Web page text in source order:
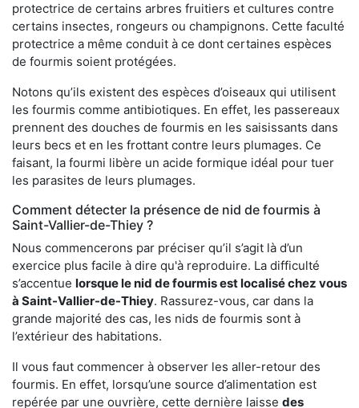
protectrice de certains arbres fruitiers et cultures contre
certains insectes, rongeurs ou champignons. Cette faculté
protectrice a même conduit à ce dont certaines espèces
de fourmis soient protégées.
Notons qu’ils existent des espèces d’oiseaux qui utilisent
les fourmis comme antibiotiques. En effet, les passereaux
prennent des douches de fourmis en les saisissants dans
leurs becs et en les frottant contre leurs plumages. Ce
faisant, la fourmi libère un acide formique idéal pour tuer
les parasites de leurs plumages.
Comment détecter la présence de nid de fourmis à
Saint-Vallier-de-Thiey ?
Nous commencerons par préciser qu’il s’agit là d’un
exercice plus facile à dire qu'à reproduire. La difficulté
s’accentue lorsque le nid de fourmis est localisé chez vous
à Saint-Vallier-de-Thiey. Rassurez-vous, car dans la
grande majorité des cas, les nids de fourmis sont à
l’extérieur des habitations.
Il vous faut commencer à observer les aller-retour des
fourmis. En effet, lorsqu’une source d’alimentation est
repérée par une ouvrière, cette dernière laisse des